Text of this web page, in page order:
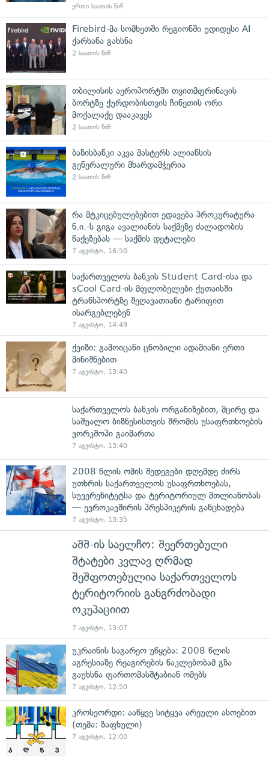
ერთი საათის წინ
Firebird-მა სომხეთში რეგიონში უდიდესი AI
ქარხანა გახსნა
2 საათის წინ
თბილისის აეროპორტში თვითმფრინავის
ბორტზე ქურდობისთვის ჩინეთის ორი
მოქალაქე დააკავეს
2 საათის წინ
ბაზისბანკი აკვა მასტერს ალიანსის
გენერალური მხარდამჭერია
2 საათის წინ
რა მტკიცებულებებით ედავება პროკურატურა
ნ.ი.-ს გიგა ავალიანის საქმეზე ძალადობის
წაქეზებას — საქმის დეტალები
7 აგვისტო, 16:50
საქართველოს ბანკის Student Card-ისა და
sCool Card-ის მფლობელები ქუთაისში
ტრანსპორტზე შეღავათიანი ტარიფით
ისარგებლებენ
7 აგვისტო, 14:49
ქვიზი: გამოიცანი ცნობილი ადამიანი ერთი
მინიშნებით
7 აგვისტო, 13:40
საქართველოს ბანკის ორგანიზებით, მცირე და
საშუალო ბიზნესისთვის შრომის უსაფრთხოების
ვორკშოპი გაიმართა
7 აგვისტო, 13:40
2008 წლის ომის შედეგები დღემდე ძირს
უთხრის საქართველოს უსაფრთხოებას,
სუვერენიტეტსა და ტერიტორიულ მთლიანობას
— ევროკავშირის პრესპიკერის განცხადება
7 აგვისტო, 13:35
აშშ-ის საელჩო: შეერთებული
შტატები კვლავ ღრმად
შეშფოთებულია საქართველოს
ტერიტორიის განგრძობადი
ოკუპაციით
7 აგვისტო, 13:07
უკრაინის საგარეო უწყება: 2008 წლის
აგრესიაზე რეაგირების ნაკლებობამ გზა
გაუხსნა ფართომასშტაბიან ომებს
7 აგვისტო, 12:50
კროსვორდი: ააწყვე სიტყვა არეული ასოებით
(თემა: ზაფხული)
7 აგვისტო, 12:00